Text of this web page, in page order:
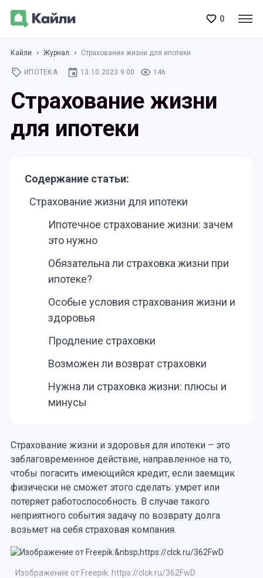
0
Кайли Журнал Страхование жизни для ипотеки
ИПОТЕКА 13.10.2023 9:00 146
Страхование жизни
для ипотеки
Содержание статьи:
Страхование жизни для ипотеки
Ипотечное страхование жизни: зачем
это нужно
Обязательна ли страховка жизни при
ипотеке?
Особые условия страхования жизни и
здоровья
Продление страховки
Возможен ли возврат страховки
Нужна ли страховка жизни: плюсы и
минусы
Страхование жизни и здоровья для ипотеки – это
заблаговременное действие, направленное на то,
чтобы погасить имеющийся кредит, если заемщик
физически не сможет этого сделать: умрет или
потеряет работоспособность. В случае такого
неприятного события задачу по возврату долга
возьмет на себя страховая компания.
Изображение от Freepik: https://clck.ru/362FwD